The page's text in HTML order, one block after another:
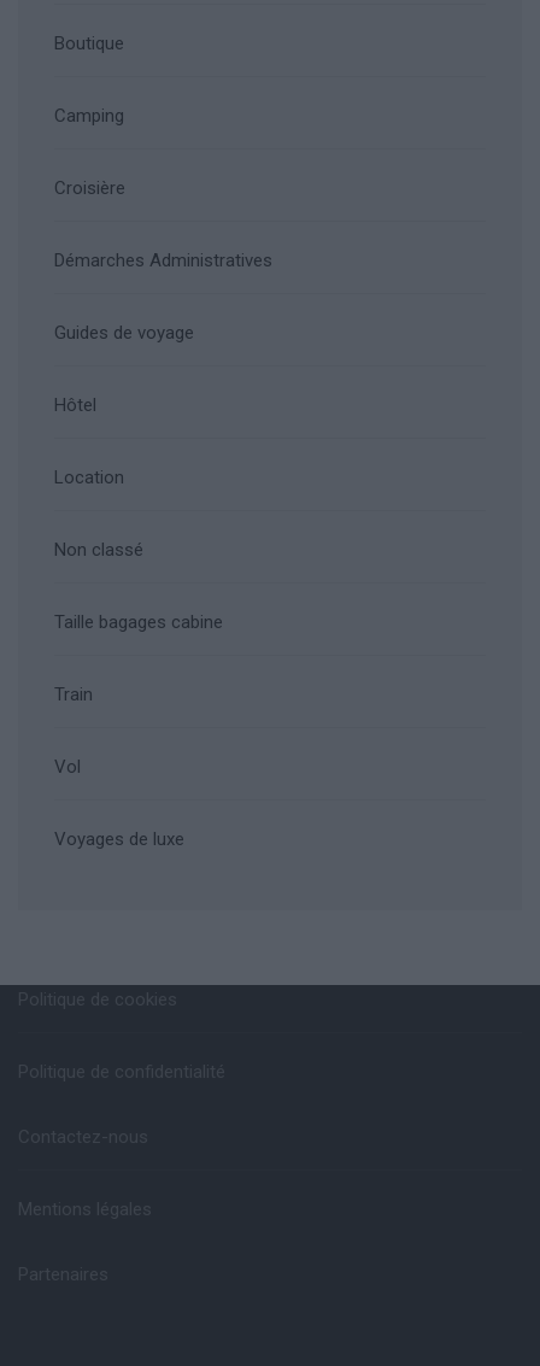
Boutique
Camping
Croisière
Démarches Administratives
Guides de voyage
Hôtel
Location
Non classé
Taille bagages cabine
Train
Vol
Voyages de luxe